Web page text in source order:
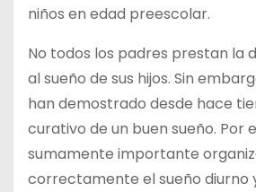
niños en edad preescolar.
No todos los padres prestan la
al sueño de sus hijos. Sin
han demostrado desde hace
curativo de un buen sueño. Por
sumamente importante
correctamente el sueño diurno